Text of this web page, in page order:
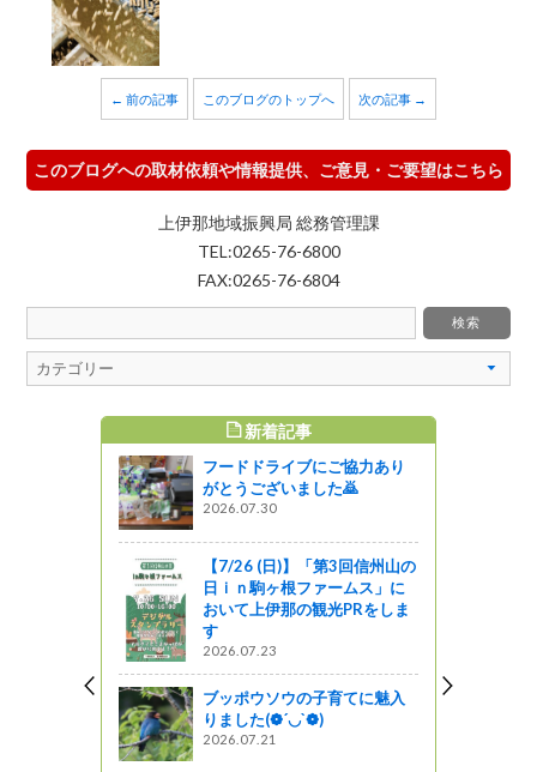
← 前の記事 このブログのトップへ 次の記事 →
このブログへの取材依頼や情報提供、ご意見・ご要望はこちら
上伊那地域振興局 総務管理課
TEL:0265-76-6800
FAX:0265-76-6804
新着記事
フードドライブにご協力あり
がとうございました🙇
2026.07.30
【7/26 (日)】「第3回信州山の
日ｉｎ駒ヶ根ファームス」に
おいて上伊那の観光PRをしま
す
2026.07.23
ブッポウソウの子育てに魅入
りました(❁´◡`❁)
2026.07.21